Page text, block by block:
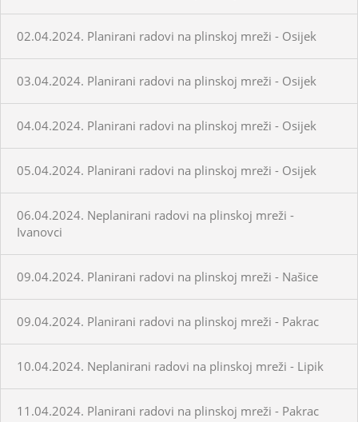
02.04.2024. Planirani radovi na plinskoj mreži - Osijek
03.04.2024. Planirani radovi na plinskoj mreži - Osijek
04.04.2024. Planirani radovi na plinskoj mreži - Osijek
05.04.2024. Planirani radovi na plinskoj mreži - Osijek
06.04.2024. Neplanirani radovi na plinskoj mreži -
Ivanovci
09.04.2024. Planirani radovi na plinskoj mreži - Našice
09.04.2024. Planirani radovi na plinskoj mreži - Pakrac
10.04.2024. Neplanirani radovi na plinskoj mreži - Lipik
11.04.2024. Planirani radovi na plinskoj mreži - Pakrac